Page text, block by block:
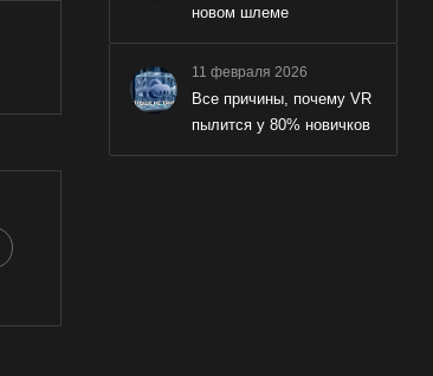
новом шлеме
11 февраля 2026
Все причины, почему VR
пылится у 80% новичков